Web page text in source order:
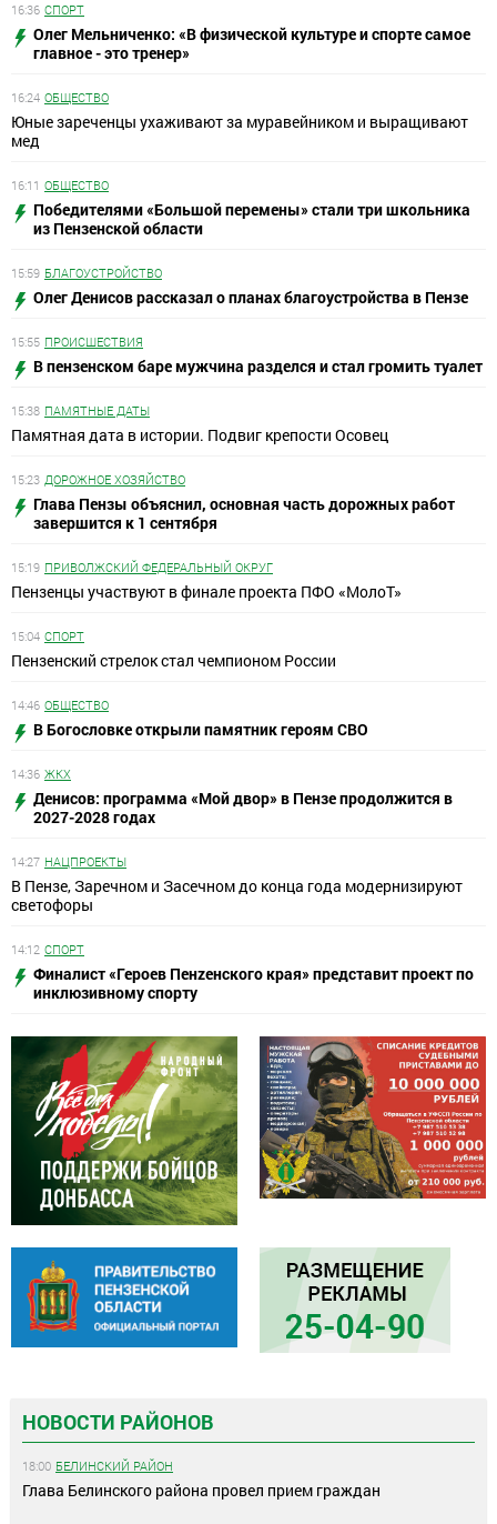
16:36 СПОРТ
Олег Мельниченко: «В физической культуре и спорте самое
главное - это тренер»
16:24 ОБЩЕСТВО
Юные зареченцы ухаживают за муравейником и выращивают
мед
16:11 ОБЩЕСТВО
Победителями «Большой перемены» стали три школьника
из Пензенской области
15:59 БЛАГОУСТРОЙСТВО
Олег Денисов рассказал о планах благоустройства в Пензе
15:55 ПРОИСШЕСТВИЯ
В пензенском баре мужчина разделся и стал громить туалет
15:38 ПАМЯТНЫЕ ДАТЫ
Памятная дата в истории. Подвиг крепости Осовец
15:23 ДОРОЖНОЕ ХОЗЯЙСТВО
Глава Пензы объяснил, основная часть дорожных работ
завершится к 1 сентября
15:19 ПРИВОЛЖСКИЙ ФЕДЕРАЛЬНЫЙ ОКРУГ
Пензенцы участвуют в финале проекта ПФО «МолоТ»
15:04 СПОРТ
Пензенский стрелок стал чемпионом России
14:46 ОБЩЕСТВО
В Богословке открыли памятник героям СВО
14:36 ЖКХ
Денисов: программа «Мой двор» в Пензе продолжится в
2027-2028 годах
14:27 НАЦПРОЕКТЫ
В Пензе, Заречном и Засечном до конца года модернизируют
светофоры
14:12 СПОРТ
Финалист «Героев Пенzенского края» представит проект по
инклюзивному спорту
НОВОСТИ РАЙОНОВ
18:00 БЕЛИНСКИЙ РАЙОН
Глава Белинского района провел прием граждан